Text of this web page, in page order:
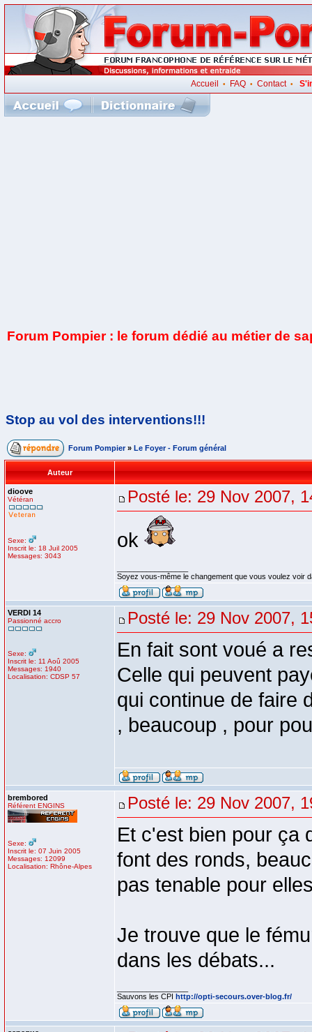
Accueil • FAQ• Contact•
Forum Pompier : le forum dédié au métier de
Stop au vol des interventions!!!
Forum Pompier » Le Foyer - Forum général
Auteur
dioove
Vétéran
Sexe:
Inscrit le: 18 Juil 2005
Messages: 3043
Posté le: 29 Nov 2007,
ok
Soyez vous-même le changement que vous voulez voir
VERDI 14
Passionné accro
Sexe:
Inscrit le: 11 Aoû 2005
Messages: 1940
Localisation: CDSP 57
Posté le: 29 Nov 2007,
En fait sont voué a
Celle qui peuvent
qui continue de faire
, beaucoup , pour
brembored
Référent ENGINS
Sexe:
Inscrit le: 07 Juin 2005
Messages: 12099
Localisation: Rhône-Alpes
Posté le: 29 Nov 2007,
Et c'est bien pour ça
font des ronds,
pas tenable pour
Je trouve que le
dans les débats...
Sauvons les CPI http://opti-secours.over-blog.fr/